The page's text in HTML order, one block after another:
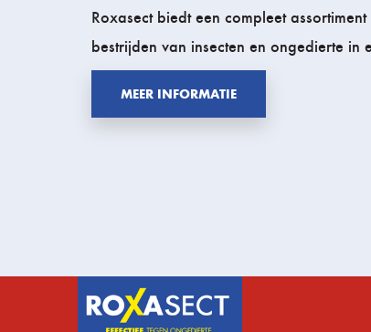
Roxasect biedt een compleet
bestrijden van insecten en ongedierte in
MEER INFORMATIE